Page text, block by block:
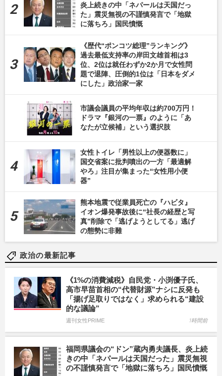
炎上続きの中「ネパールは天国だっ
た」震災無視の不謹慎発言で「地獄
に落ちろ」国民憤慨
《歴代“ポンコツ総理”ランキング》
過去最低支持率の岸田文雄首相は3
位、2位は就任わずか2か月で女性問
題で退陣、圧倒的1位は「日本をダメ
にした」政治家一家
市議会議員の平均年収は約700万円！
ドラマ『銀河の一票』のように「あ
なたが立候補」という選択肢
女性トイレ「男性以上の便器数に」
国交省案に批判噴出の一方「最適解
やろ」注目が集まった“女性用小便
器”
熊本地震で従業員死亡の『ハビタ』
イオン爆発事故後に“社長の経歴と写
真”削除で「逃げようとしてる」逃げ
の態勢に非難
政治の最新記事
《1%の消費減税》自民党・小渕優子氏、
高市早苗首相の“代替財源”ナシに反発も
「揚げ足取りではなく」求められる“建設
的な議論”
週刊女性PRIME 1時間前
福岡県議会の“ドン”蔵内勇夫議長、炎上続
きの中「ネパールは天国だった」震災無視
の不謹慎発言で「地獄に落ちろ」国民憤慨